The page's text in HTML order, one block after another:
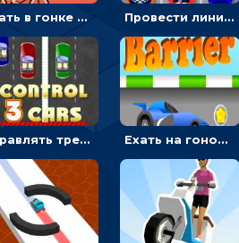
Ехать в гонке на велосипедах через трамплины к финишу на скорость - спортивные Провести линию, чтобы припарковать машину на место и собрать монеты - гонки
Управлять тремя машинками в разных рядах на трассе - гонки Ехать на гоночной машине, чтобы обходить преграды и собирать звезды - для мальчиков